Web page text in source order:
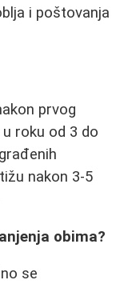
i poštovanja
prvog
roku od 3 do
nakon 3-5
obima?
se